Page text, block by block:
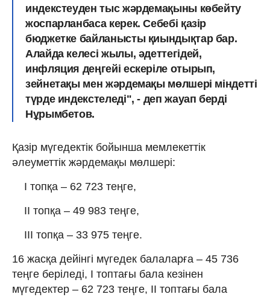
индекстеуден тыс жәрдемақыны көбейту
жоспарланбаса керек. Себебі қазір
бюджетке байланысты қиындықтар бар.
Алайда келесі жылы, әдеттегідей,
инфляция деңгейі ескеріле отырып,
зейнетақы мен жәрдемақы мөлшері міндетті
түрде индекстеледі", - деп жауап берді
Нұрымбетов.
Қазір мүгедектік бойынша мемлекеттік
әлеуметтік жәрдемақы мөлшері:
I топқа – 62 723 теңге,
II топқа – 49 983 теңге,
III топқа – 33 975 теңге.
16 жасқа дейінгі мүгедек балаларға – 45 736
теңге беріледі, I топтағы бала кезінен
мүгедектер – 62 723 теңге, II топтағы бала